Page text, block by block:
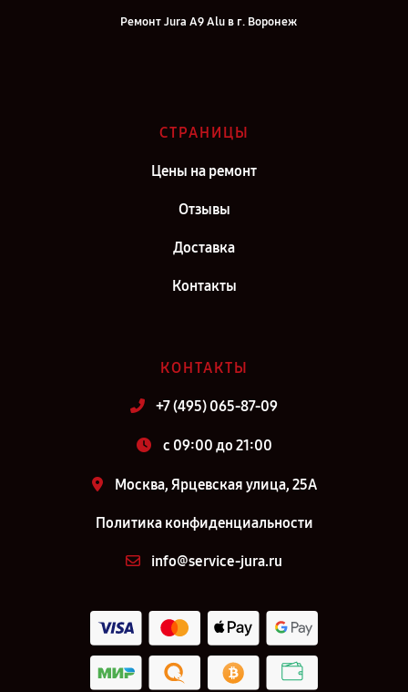
Ремонт Jura A9 Alu в г. Воронеж
Ремонт Jura A9 Alu в г. Санкт-Петербург
СТРАНИЦЫ
Цены на ремонт
Отзывы
Доставка
Контакты
КОНТАКТЫ
+7 (495) 065-87-09
c 09:00 до 21:00
Москва, Ярцевская улица, 25А
Политика конфиденциальности
info@service-jura.ru